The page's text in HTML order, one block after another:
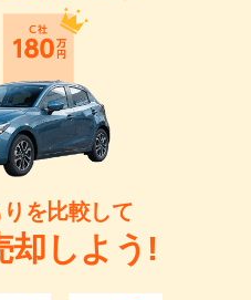
を比較して
却しよう!